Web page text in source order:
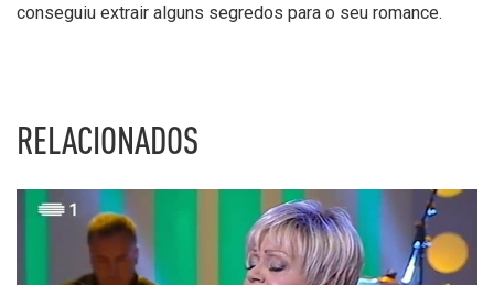
conseguiu extrair alguns segredos para o seu romance.
RELACIONADOS